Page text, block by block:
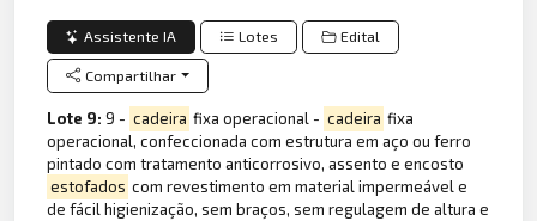
Assistente IA Lotes Edital
Compartilhar
Lote 9:9 - cadeira fixa operacional - cadeira fixa
operacional, confeccionada com estrutura em aço ou ferro
pintado com tratamento anticorrosivo, assento e encosto
estofados com revestimento em material impermeável e
de fácil higienização, sem braços, sem regulagem de altura e